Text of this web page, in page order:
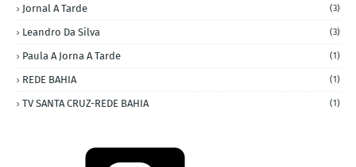
Jornal A Tarde (3)
Leandro Da Silva (3)
Paula A Jorna A Tarde (1)
REDE BAHIA (1)
TV SANTA CRUZ-REDE BAHIA (1)